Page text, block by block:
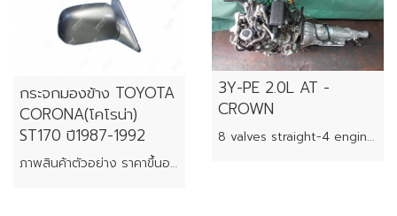
กระจกมองข้าง TOYOTA
CORONA(โคโรน่า)
ST170 ปี1987-1992
ภาพสินค้าตัวอย่าง ราคาขึ้นอยู่กับสภาพของแต่ละชิ้น
3Y-PE 2.0L AT -
CROWN
8 valves straight-4 engines